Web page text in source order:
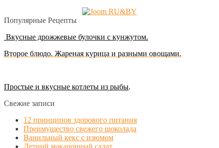
Популярные Рецепты
Вкусные дрожжевые булочки с кунжутом.
Второе блюдо. Жареная курица и разными овощами.
Простые и вкусные котлеты из рыбы.
Свежие записи
12 принципов здорового питания
Преимущество свежего шоколада
Ванильный кекс с изюмом